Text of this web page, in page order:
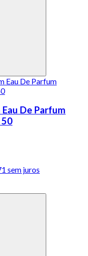
De Parfum
50
sem juros